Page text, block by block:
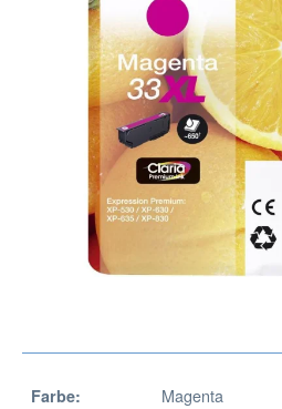
Farbe: Magenta